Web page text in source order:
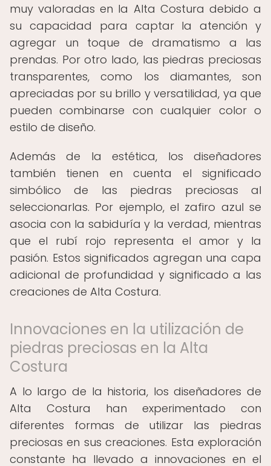
muy valoradas en la Alta Costura debido a
su capacidad para captar la atención y
agregar un toque de dramatismo a las
prendas. Por otro lado, las piedras preciosas
transparentes, como los diamantes, son
apreciadas por su brillo y versatilidad, ya que
pueden combinarse con cualquier color o
estilo de diseño.
Además de la estética, los diseñadores
también tienen en cuenta el significado
simbólico de las piedras preciosas al
seleccionarlas. Por ejemplo, el zafiro azul se
asocia con la sabiduría y la verdad, mientras
que el rubí rojo representa el amor y la
pasión. Estos significados agregan una capa
adicional de profundidad y significado a las
creaciones de Alta Costura.
Innovaciones en la utilización de
piedras preciosas en la Alta
Costura
A lo largo de la historia, los diseñadores de
Alta Costura han experimentado con
diferentes formas de utilizar las piedras
preciosas en sus creaciones. Esta exploración
constante ha llevado a innovaciones en el